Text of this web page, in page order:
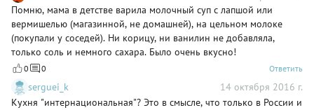
Помню, мама в детстве варила молочный суп с лапшой или
вермишелью (магазинной, не домашней), на цельном молоке
(покупали у соседей). Ни корицу, ни ванилин не добавляла,
только соль и немного сахара. Было очень вкусно!
0 0 Ответить
serguei_k
14 октября 2016 г.
Кухня "интернациональная"? Это в смысле, что только в России и